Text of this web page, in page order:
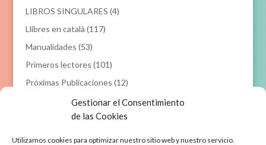
Gestionar el Consentimiento
de las Cookies
Utilizamos cookies para optimizar nuestro sitio web y nuestro servicio.
LIBROS SINGULARES (4)
Llibres en català (117)
Manualidades (53)
Primeros lectores (101)
Próximas Publicaciones (12)
Filtrar por precio